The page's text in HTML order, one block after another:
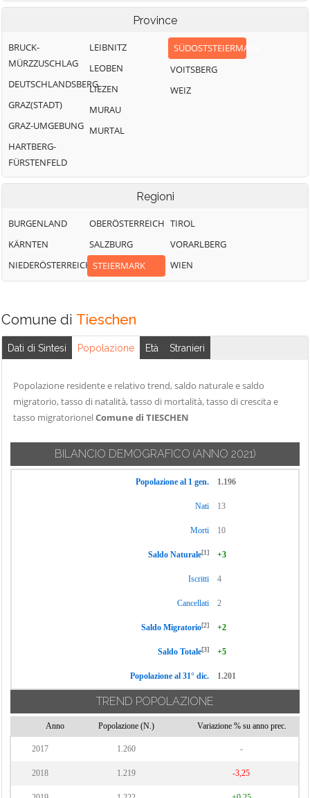
Pirching amProvince
BRUCK-
MÜRZZUSCHLAG
DEUTSCHLANDSBERG
GRAZ(STADT)
GRAZ-UMGEBUNG
HARTBERG-
FÜRSTENFELD
LEIBNITZ
LEOBEN
LIEZEN
MURAU
MURTAL
SÜDOSTSTEIERMARK
VOITSBERG
WEIZ
Regioni
BURGENLAND
KÄRNTEN
NIEDERÖSTERREICH
OBERÖSTERREICH
SALZBURG
STEIERMARK
TIROL
VORARLBERG
WIEN
Comune di Tieschen
Dati di Sintesi Popolazione Età Stranieri
Popolazione residente e relativo trend, saldo naturale e saldo
migratorio, tasso di natalità, tasso di mortalità, tasso di crescita e
tasso migratorionelComune di TIESCHEN
BILANCIO DEMOGRAFICO (ANNO 2021)
Popolazione al 1 gen. 1.196
Nati 13
Morti 10
Saldo Naturale[1] +3
Iscritti 4
Cancellati 2
Saldo Migratorio[2] +2
Saldo Totale[3] +5
Popolazione al 31° dic. 1.201
TREND POPOLAZIONE
Anno Popolazione (N.) Variazione % su anno prec.
2017 1.260 -
2018 1.219 -3,25